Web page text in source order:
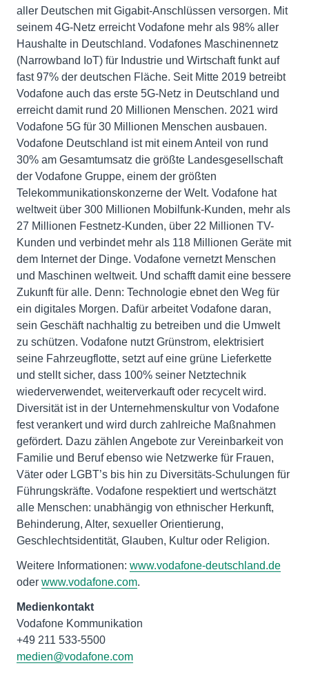
aller Deutschen mit Gigabit-Anschlüssen versorgen. Mit
seinem 4G-Netz erreicht Vodafone mehr als 98% aller
Haushalte in Deutschland. Vodafones Maschinennetz
(Narrowband IoT) für Industrie und Wirtschaft funkt auf
fast 97% der deutschen Fläche. Seit Mitte 2019 betreibt
Vodafone auch das erste 5G-Netz in Deutschland und
erreicht damit rund 20 Millionen Menschen. 2021 wird
Vodafone 5G für 30 Millionen Menschen ausbauen.
Vodafone Deutschland ist mit einem Anteil von rund
30% am Gesamtumsatz die größte Landesgesellschaft
der Vodafone Gruppe, einem der größten
Telekommunikationskonzerne der Welt. Vodafone hat
weltweit über 300 Millionen Mobilfunk-Kunden, mehr als
27 Millionen Festnetz-Kunden, über 22 Millionen TV-
Kunden und verbindet mehr als 118 Millionen Geräte mit
dem Internet der Dinge. Vodafone vernetzt Menschen
und Maschinen weltweit. Und schafft damit eine bessere
Zukunft für alle. Denn: Technologie ebnet den Weg für
ein digitales Morgen. Dafür arbeitet Vodafone daran,
sein Geschäft nachhaltig zu betreiben und die Umwelt
zu schützen. Vodafone nutzt Grünstrom, elektrisiert
seine Fahrzeugflotte, setzt auf eine grüne Lieferkette
und stellt sicher, dass 100% seiner Netztechnik
wiederverwendet, weiterverkauft oder recycelt wird.
Diversität ist in der Unternehmenskultur von Vodafone
fest verankert und wird durch zahlreiche Maßnahmen
gefördert. Dazu zählen Angebote zur Vereinbarkeit von
Familie und Beruf ebenso wie Netzwerke für Frauen,
Väter oder LGBT’s bis hin zu Diversitäts-Schulungen für
Führungskräfte. Vodafone respektiert und wertschätzt
alle Menschen: unabhängig von ethnischer Herkunft,
Behinderung, Alter, sexueller Orientierung,
Geschlechtsidentität, Glauben, Kultur oder Religion.
Weitere Informationen: www.vodafone-deutschland.de
oder www.vodafone.com.
Medienkontakt
Vodafone Kommunikation
medien@vodafone.com